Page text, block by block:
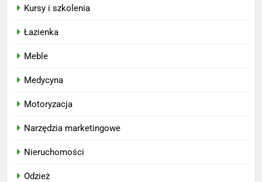
Kursy i szkolenia
Łazienka
Meble
Medycyna
Motoryzacja
Narzędzia marketingowe
Nieruchomości
Odzież